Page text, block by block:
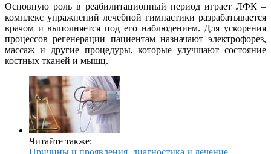
Основную роль в реабилитационный период играет ЛФК –
комплекс упражнений лечебной гимнастики разрабатывается
врачом и выполняется под его наблюдением. Для ускорения
процессов регенерации пациентам назначают электрофорез,
массаж и другие процедуры, которые улучшают состояние
костных тканей и мышц.
Читайте также:
Причины и проявления, диагностика и лечение